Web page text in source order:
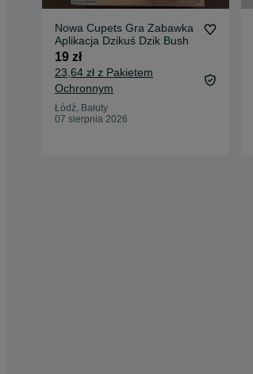
Nowa Cupets Gra Zabawka
Aplikacja Dzikuś Dzik Bush
19 zł
23,64 zł z Pakietem
Ochronnym
Łódź, Bałuty
07 sierpnia 2026